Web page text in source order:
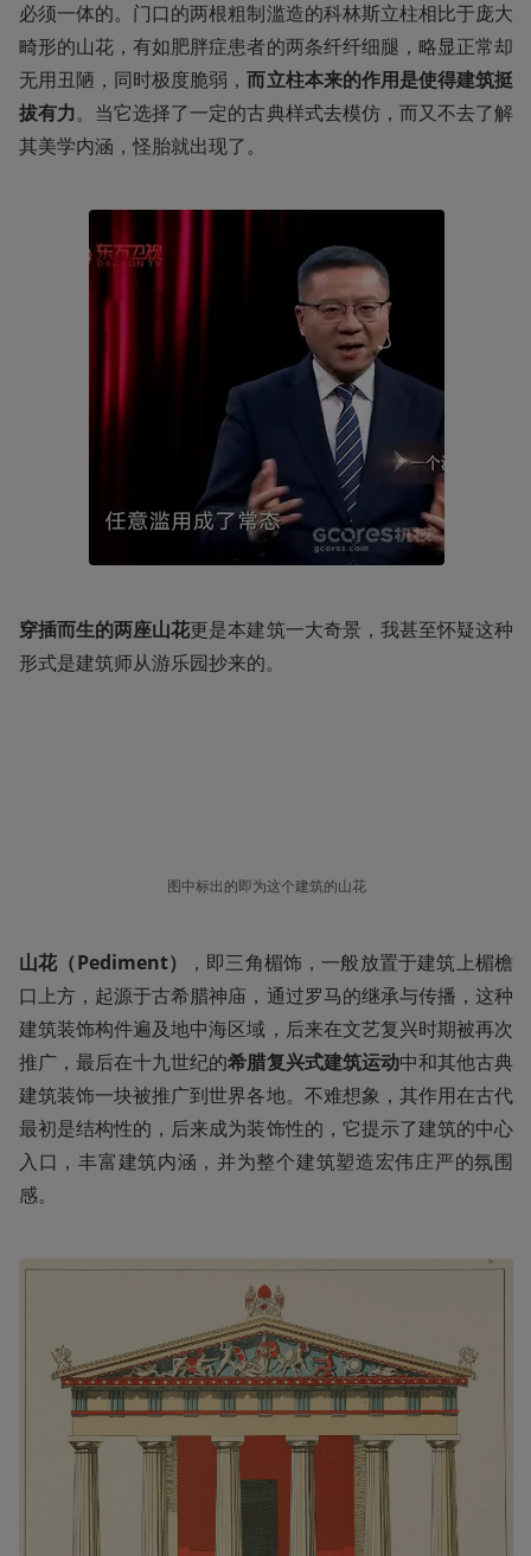
必须一体的。门口的两根粗制滥造的科林斯立柱相比于庞大
畸形的山花，有如肥胖症患者的两条纤纤细腿，略显正常却
无用丑陋，同时极度脆弱，而立柱本来的作用是使得建筑挺
拔有力。当它选择了一定的古典样式去模仿，而又不去了解
其美学内涵，怪胎就出现了。
穿插而生的两座山花更是本建筑一大奇景，我甚至怀疑这种
形式是建筑师从游乐园抄来的。
图中标出的即为这个建筑的山花
山花（Pediment）
，即三角楣饰，一般放置于建筑上楣檐
口上方，起源于古希腊神庙，通过罗马的继承与传播，这种
建筑装饰构件遍及地中海区域，后来在文艺复兴时期被再次
推广，最后在十九世纪的希腊复兴式建筑运动中和其他古典
建筑装饰一块被推广到世界各地。不难想象，其作用在古代
最初是结构性的，后来成为装饰性的，它提示了建筑的中心
入口，丰富建筑内涵，并为整个建筑塑造宏伟庄严的氛围
感。